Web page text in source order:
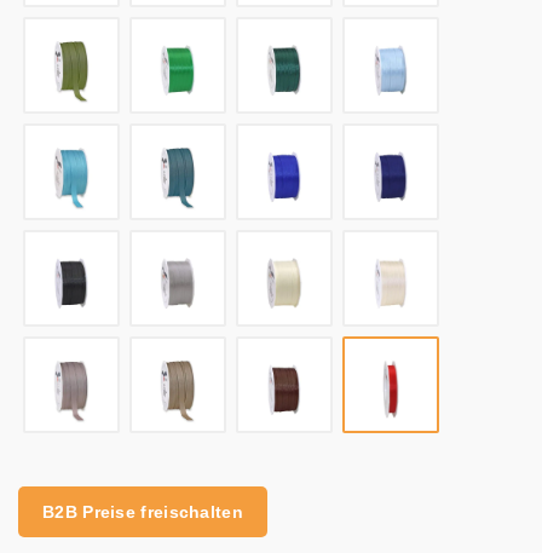
B2B Preise freischalten